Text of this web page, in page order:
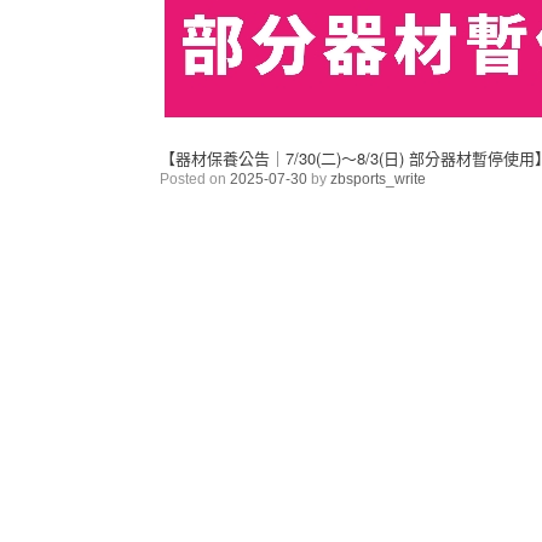
【器材保養公告｜7/30(二)～8/3(日) 部分器材暫停使用
Posted on 2025-07-30 by zbsports_write